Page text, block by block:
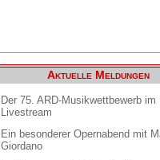
Aktuelle Meldungen
Der 75. ARD-Musikwettbewerb im
Livestream
Ein besonderer Opernabend mit
Giordano